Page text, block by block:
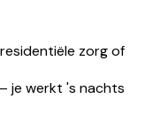
zorg of
je werkt 's nachts